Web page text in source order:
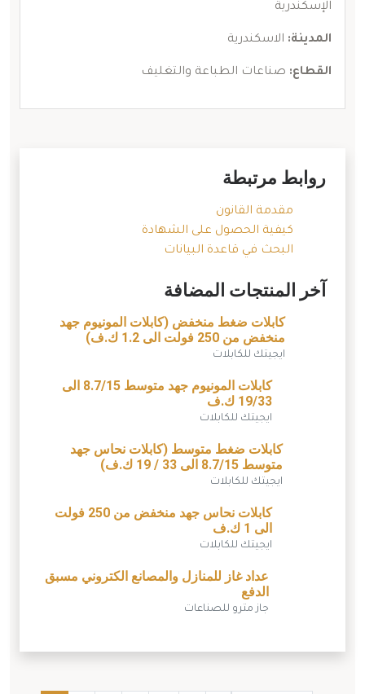
الإسكندرية
المدينة: الاسكندرية
القطاع: صناعات الطباعة والتغليف
روابط مرتبطة
مقدمة القانون
كيفية الحصول على الشهادة
البحث في قاعدة البيانات
آخر المنتجات المضافة
كابلات ضغط منخفض (كابلات المونيوم جهد
منخفض من 250 فولت الى 1.2 ك.ف)
ايجيتك للكابلات
كابلات المونيوم جهد متوسط 8.7/15 الى
19/33 ك.ف
ايجيتك للكابلات
كابلات ضغط متوسط (كابلات نحاس جهد
متوسط 8.7/15 الى 33 / 19 ك.ف)
ايجيتك للكابلات
كابلات نحاس جهد منخفض من 250 فولت
الى 1 ك.ف
ايجيتك للكابلات
عداد غاز للمنازل والمصانع الكتروني مسبق
الدفع
جاز مترو للصناعات